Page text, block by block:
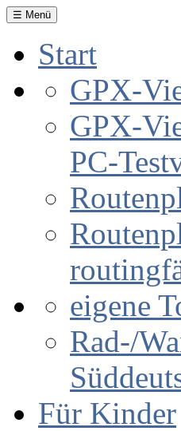
☰ Menü
Start
GPX-
GPX-
PC-
eigene
Rad-/
Für Kinder